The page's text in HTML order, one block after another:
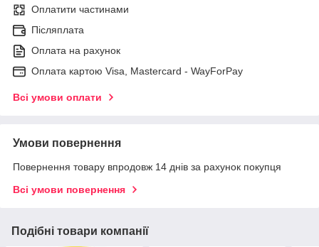
Оплатити частинами
Післяплата
Оплата на рахунок
Оплата картою Visa, Mastercard - WayForPay
Всі умови оплати
Умови повернення
Повернення товару впродовж 14 днів за рахунок покупця
Всі умови повернення
Подібні товари компанії